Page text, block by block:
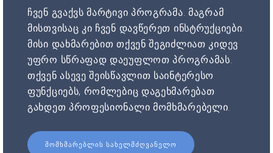
ჩვენ გვაქვს მარტივი პროგრამა. მაგრამ
მისთვისაც კი ჩვენ დავწერეთ ინსტრუქციები.
მისი დახმარებით თქვენ შეგიძლიათ კიდევ
უფრო სწრაფად დაეუფლოთ პროგრამას.
თქვენ ასევე შეისწავლით საინტერესო
ფუნქციებს, რომლებიც დაგეხმარებათ
გახდეთ პროფესიონალი მომხმარებელი.
ᲛᲝᲛᲮᲛᲐᲠᲔᲑᲚᲘᲡ ᲡᲐᲮᲔᲚᲛᲫᲦᲕᲐᲜᲔᲚᲝ